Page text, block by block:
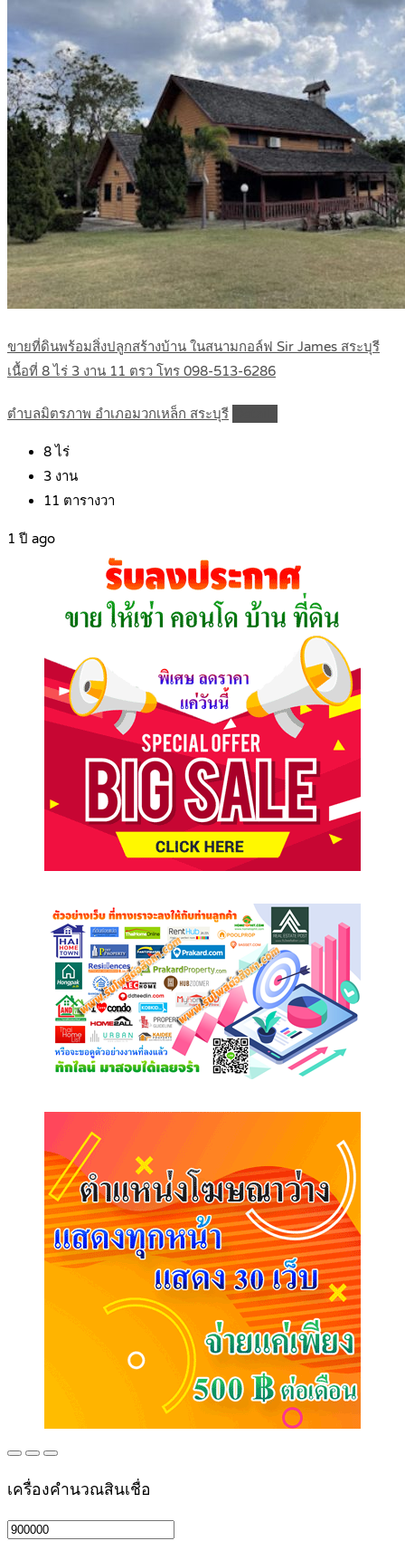
ขายที่ดินพร้อมสิ่งปลูกสร้างบ้าน ในสนามกอล์ฟ Sir James สระบุรี
เนื้อที่ 8 ไร่ 3 งาน 11 ตรว โทร 098-513-6286
ตำบลมิตรภาพ อำเภอมวกเหล็ก สระบุรี
8ไร่
3 งาน
11 ตารางวา
1 ปี ago
เครื่องคำนวณสินเชื่อ